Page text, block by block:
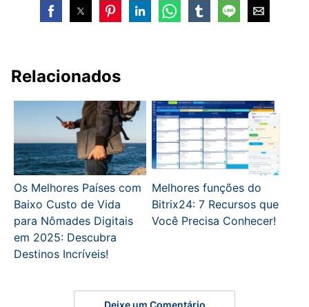
Relacionados
Os Melhores Países com
Baixo Custo de Vida
para Nômades Digitais
em 2025: Descubra
Destinos Incríveis!
Melhores funções do
Bitrix24: 7 Recursos que
Você Precisa Conhecer!
Deixe um Comentário